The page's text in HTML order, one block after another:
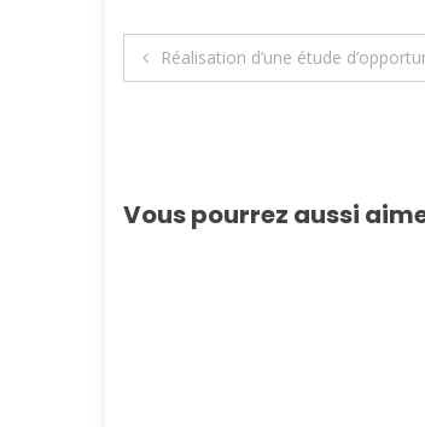
Navigation
Réalisation d’une étude
Vous pourrez aussi